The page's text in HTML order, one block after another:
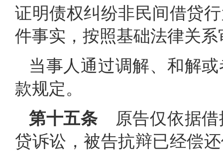
证明债权纠纷非民间借贷
件事实，按照基础法律关系
当事人通过调解、和解
款规定。
第十五条原告仅依据借
贷诉讼，被告抗辩已经偿